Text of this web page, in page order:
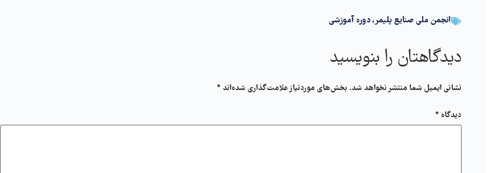
انجمن ملی صنایع پلیمر,دوره آموزشی
دیدگاهتان را بنویسید
نشانی ایمیل شما منتشر نخواهد شد. بخش‌های موردنیاز علامت‌گذاری شده‌اند *
دیدگاه *